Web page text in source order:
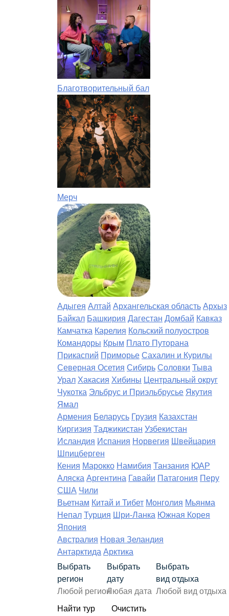
Благотворительный бал
Мерч
Адыгея Алтай Архангельская область Архыз
Байкал Башкирия Дагестан Домбай Кавказ
Камчатка Карелия Кольский полуостров
Командоры Крым Плато Путорана
Прикаспий Приморье Сахалин и Курилы
Северная Осетия Сибирь Соловки Тыва
Урал Хакасия Хибины Центральный округ
Чукотка Эльбрус и Приэльбрусье Якутия
Ямал
Армения Беларусь Грузия Казахстан
Киргизия Таджикистан Узбекистан
Исландия Испания Норвегия Швейцария
Шпицберген
Кения Марокко Намибия Танзания ЮАР
Аляска Аргентина Гавайи Патагония Перу
США Чили
Вьетнам Китай и Тибет Монголия Мьянма
Непал Турция Шри-Ланка Южная Корея
Япония
Австралия Новая Зеландия
Антарктида Арктика
Выбрать
регион
Выбрать
дату
Выбрать
вид отдыха
Найти тур
Очистить